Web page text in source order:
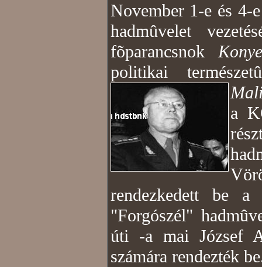
November 1-e és
hadmûvelet
fõparancsnok
politikai
a
rendezkedett be
"Forgószél"
úti -a mai József
számára rendezték